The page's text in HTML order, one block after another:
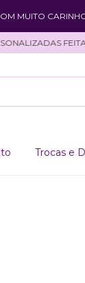
MUITO
Trocas e